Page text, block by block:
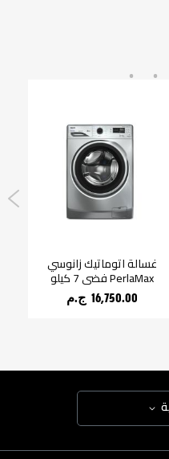
غسالة اتوماتيك زانوسي
PerlaMax فضي 7 كيلو
16,750.00 ج.م‏